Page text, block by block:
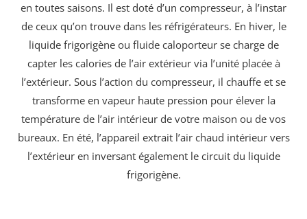
en toutes saisons. Il est doté d’un compresseur, à l’instar
de ceux qu’on trouve dans les réfrigérateurs. En hiver, le
liquide frigorigène ou fluide caloporteur se charge de
capter les calories de l’air extérieur via l’unité placée à
l’extérieur. Sous l’action du compresseur, il chauffe et se
transforme en vapeur haute pression pour élever la
température de l’air intérieur de votre maison ou de vos
bureaux. En été, l’appareil extrait l’air chaud intérieur vers
l’extérieur en inversant également le circuit du liquide
frigorigène.